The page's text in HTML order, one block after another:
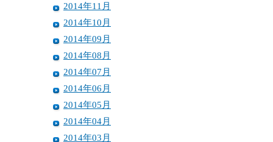
2014年11月
2014年10月
2014年09月
2014年08月
2014年07月
2014年06月
2014年05月
2014年04月
2014年03月